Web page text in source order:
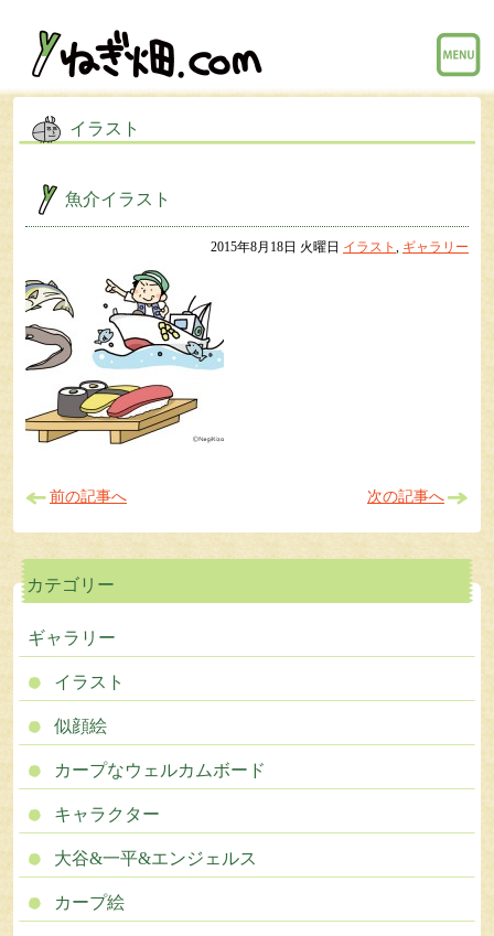
menu
イラスト
魚介イラスト
2015年8月18日 火曜日 イラスト , ギャラリー
前の記事へ 次の記事へ
カテゴリー
ギャラリー
イラスト
似顔絵
カープなウェルカムボード
キャラクター
大谷&一平&エンジェルス
カープ絵